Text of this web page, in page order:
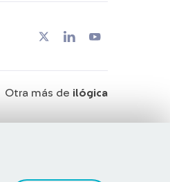
Otra más de ilógica